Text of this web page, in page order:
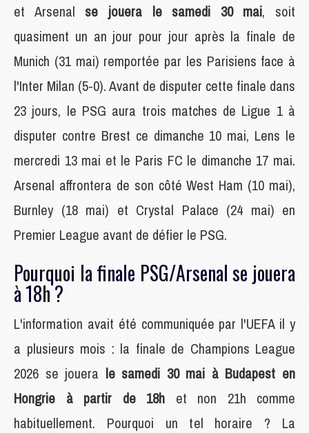
et Arsenal se jouera le samedi 30 mai, soit
quasiment un an jour pour jour après la finale de
Munich (31 mai) remportée par les Parisiens face à
l'Inter Milan (5-0). Avant de disputer cette finale dans
23 jours, le PSG aura trois matches de Ligue 1 à
disputer contre Brest ce dimanche 10 mai, Lens le
mercredi 13 mai et le Paris FC le dimanche 17 mai.
Arsenal affrontera de son côté West Ham (10 mai),
Burnley (18 mai) et Crystal Palace (24 mai) en
Premier League avant de défier le PSG.
Pourquoi la finale PSG/Arsenal se jouera
à 18h ?
L'information avait été communiquée par l'UEFA il y
a plusieurs mois : la finale de Champions League
2026 se jouera le samedi 30 mai à Budapest en
Hongrie à partir de 18h et non 21h comme
habituellement. Pourquoi un tel horaire ? La